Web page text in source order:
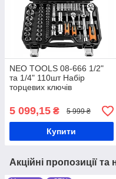
NEO TOOLS 08-666 1/2"
та 1/4" 110шт Набір
торцевих ключів
5 099,15 ₴ 5 999 ₴
Купити
Акційні пропозиції та